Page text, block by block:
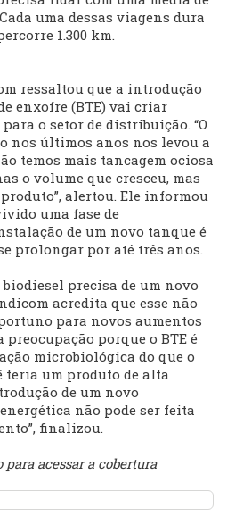
uma dessas viagens dura
1.300 km.
ressaltou que a introdução
enxofre (BTE) vai criar
o setor de distribuição. “O
nos últimos anos nos levou a
temos mais tancagem ociosa
o volume que cresceu, mas
alertou. Ele informou
uma fase de
de um novo tanque é
prolongar por até três anos.
precisa de um novo
acredita que esse não
para novos aumentos
preocupação porque o BTE é
microbiológica do que o
teria um produto de alta
de um novo
não pode ser feita
finalizou.
acessar a cobertura